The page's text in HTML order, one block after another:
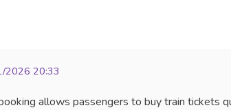
2026 20:33
allows passengers to buy train tickets